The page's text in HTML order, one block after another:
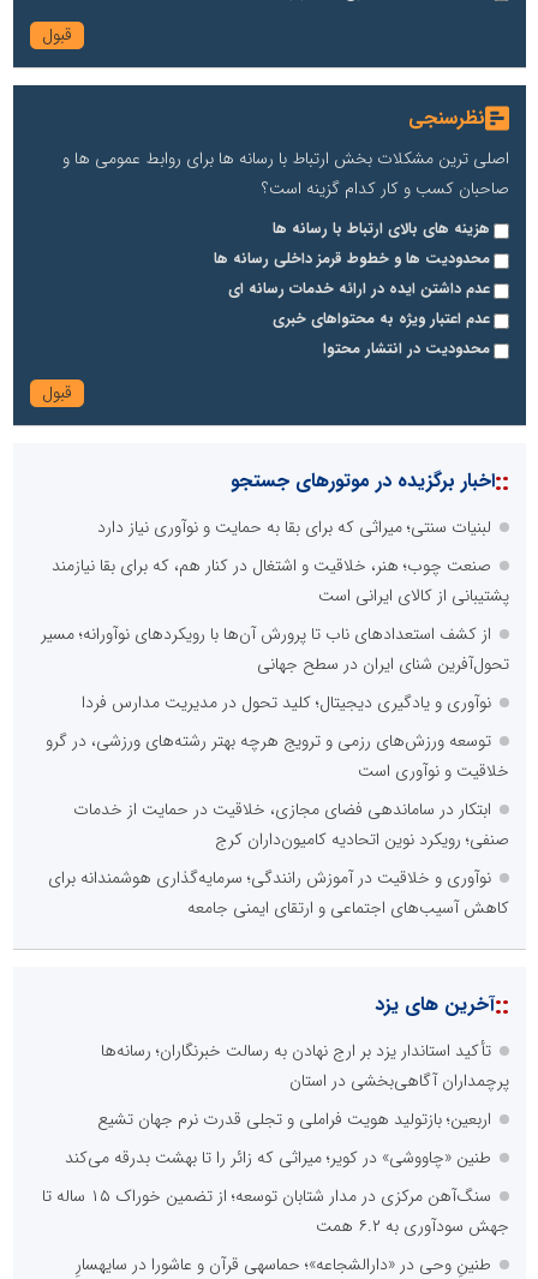
نظرسنجی
اصلی ترین مشکلات بخش ارتباط با رسانه ها برای روابط عمومی ها و
صاحبان کسب و کار کدام گزینه است؟
هزینه های بالای ارتباط با رسانه ها
محدودیت ها و خطوط قرمز داخلی رسانه ها
عدم داشتن ایده در ارائه خدمات رسانه ای
عدم اعتبار ویژه به محتواهای خبری
محدودیت در انتشار محتوا
::اخبار برگزیده در موتورهای جستجو
لبنیات سنتی؛ میراثی که برای بقا به حمایت و نوآوری نیاز دارد
صنعت چوب؛ هنر، خلاقیت و اشتغال در کنار هم، که برای بقا نیازمند
پشتیبانی از کالای ایرانی است
از کشف استعدادهای ناب تا پرورش آن‌ها با رویکردهای نوآورانه؛ مسیر
تحول‌آفرین شنای ایران در سطح جهانی
نوآوری و یادگیری دیجیتال؛ کلید تحول در مدیریت مدارس فردا
توسعه ورزش‌های رزمی و ترویج هرچه بهتر رشته‌های ورزشی، در گرو
خلاقیت و نوآوری است
ابتکار در ساماندهی فضای مجازی، خلاقیت در حمایت از خدمات
صنفی؛ رویکرد نوین اتحادیه کامیون‌داران کرج
نوآوری و خلاقیت در آموزش رانندگی؛ سرمایه‌گذاری هوشمندانه برای
کاهش آسیب‌های اجتماعی و ارتقای ایمنی جامعه
::آخرین های یزد
تأکید استاندار یزد بر ارج نهادن به رسالت خبرنگاران؛ رسانه‌ها
پرچمداران آگاهی‌بخشی در استان
اربعین؛ بازتولید هویت فراملی و تجلی قدرت نرم جهان تشیع
طنین «چاووشی» در کویر؛ میراثی که زائر را تا بهشت بدرقه می‌کند
سنگ‌آهن مرکزی در مدار شتابان توسعه؛ از تضمین خوراک ۱۵ ساله تا
جهش سودآوری به ۶.۲ همت
طنینِ وحی در «دارالشجاعه»؛ حماسهی قرآن و عاشورا در سایهسارِ